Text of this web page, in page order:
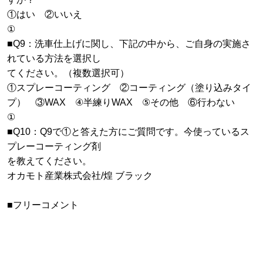
①はい ②いいえ
①
■Q9：洗車仕上げに関し、下記の中から、ご自身の実施さ
れている方法を選択し
てください。（複数選択可）
①スプレーコーティング ②コーティング（塗り込みタイ
プ） ③WAX ④半練りWAX ⑤その他 ⑥行わない
①
■Q10：Q9で①と答えた方にご質問です。今使っているス
プレーコーティング剤
を教えてください。
オカモト産業株式会社/煌 ブラック
■フリーコメント